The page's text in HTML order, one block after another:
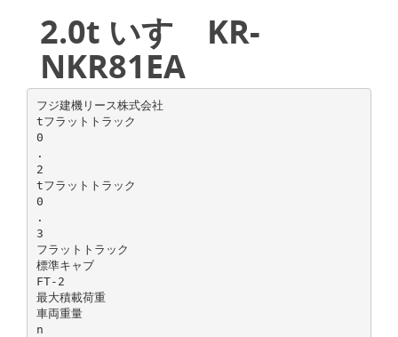
2.0t いすゞKR-
NKR81EA
フジ建機リース株式会社
tフラットトラック
0
.
2
tフラットトラック
0
.
3
フラットトラック
標準キャブ
FT-2
最大積載荷重
車両重量
n